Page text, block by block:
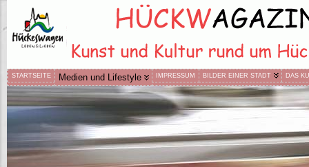
STARTSEITE Medien und Lifestyle IMPRESSUM BILDER EINER STADT DAS